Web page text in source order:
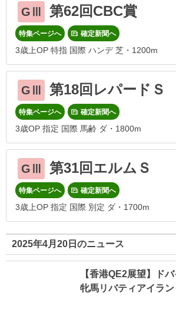
GⅢ 第62回CBC賞
特集ページへ 確定新聞へ
3歳上OP 特指 国際 ハンデ 芝・1200m
GⅢ 第18回レパードＳ
特集ページへ 確定新聞へ
3歳OP 指定 国際 馬齢 ダ・1800m
GⅢ 第31回エルムＳ
特集ページへ 確定新聞へ
3歳上OP 指定 国際 別定 ダ・1700m
2025年4月20日のニュース
【香港QE2展望】ド
牝馬リバティアイラ